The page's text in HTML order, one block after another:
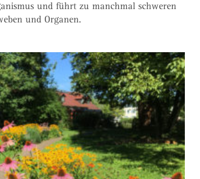
und führt zu manchmal schweren
und Organen.